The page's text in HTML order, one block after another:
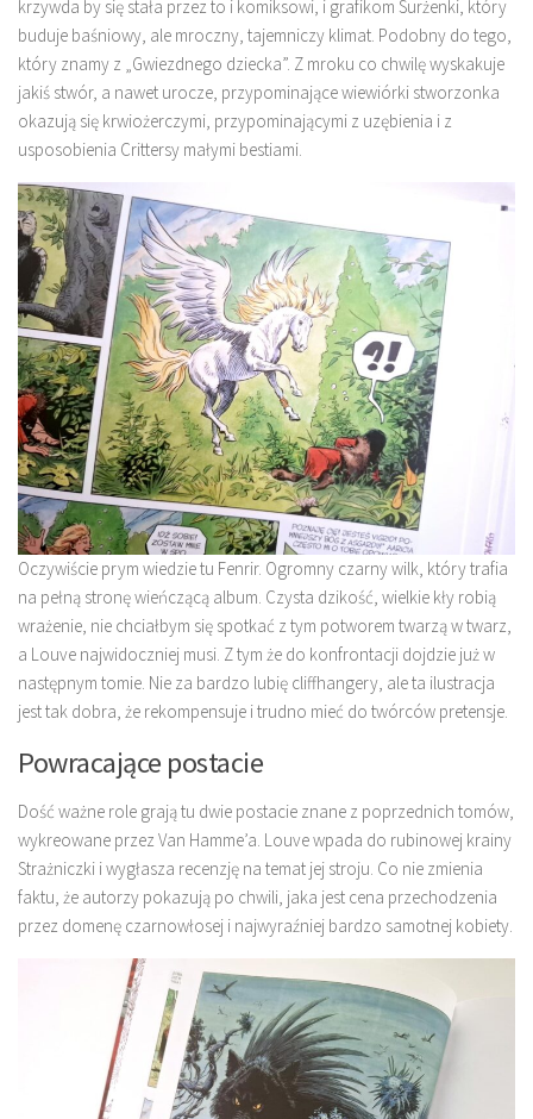
krzywda by się stała przez to i komiksowi, i grafikom Surżenki, który
buduje baśniowy, ale mroczny, tajemniczy klimat. Podobny do tego,
który znamy z „Gwiezdnego dziecka”. Z mroku co chwilę wyskakuje
jakiś stwór, a nawet urocze, przypominające wiewiórki stworzonka
okazują się krwiożerczymi, przypominającymi z uzębienia i z
usposobienia Crittersy małymi bestiami.
Oczywiście prym wiedzie tu Fenrir. Ogromny czarny wilk, który trafia
na pełną stronę wieńczącą album. Czysta dzikość, wielkie kły robią
wrażenie, nie chciałbym się spotkać z tym potworem twarzą w twarz,
a Louve najwidoczniej musi. Z tym że do konfrontacji dojdzie już w
następnym tomie. Nie za bardzo lubię cliffhangery, ale ta ilustracja
jest tak dobra, że rekompensuje i trudno mieć do twórców pretensje.
Powracające postacie
Dość ważne role grają tu dwie postacie znane z poprzednich tomów,
wykreowane przez Van Hamme’a. Louve wpada do rubinowej krainy
Strażniczki i wygłasza recenzję na temat jej stroju. Co nie zmienia
faktu, że autorzy pokazują po chwili, jaka jest cena przechodzenia
przez domenę czarnowłosej i najwyraźniej bardzo samotnej kobiety.